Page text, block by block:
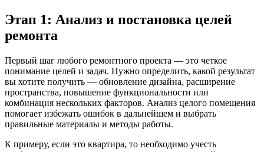
Этап 1: Анализ и постановка целей
ремонта
Первый шаг любого ремонтного проекта — это четкое
понимание целей и задач. Нужно определить, какой результат
вы хотите получить — обновление дизайна, расширение
пространства, повышение функциональности или
комбинация нескольких факторов. Анализ целого помещения
помогает избежать ошибок в дальнейшем и выбрать
правильные материалы и методы работы.
К примеру, если это квартира, то необходимо учесть